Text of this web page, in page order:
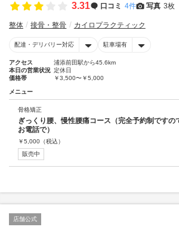
3.31 口コミ 4件 写真 3枚
整体 接骨・整骨 カイロプラクティック
配達・デリバリー対応 駐車場有
アクセス
浦添前田駅から45.6km
本日の営業状況 定休日
価格帯
￥3,500〜￥5,000
メニュー
骨格矯正
ぎっくり腰、慢性腰痛コース（完全予約制ですの
お電話で）
￥5,000 （税込）
販売中
店舗公式